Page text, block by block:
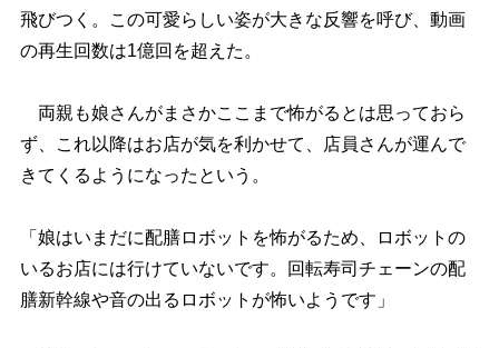
飛びつく。この可愛らしい姿が大きな反響を呼び、動画
の再生回数は1億回を超えた。
両親も娘さんがまさかここまで怖がるとは思っておら
ず、これ以降はお店が気を利かせて、店員さんが運んで
きてくるようになったという。
「娘はいまだに配膳ロボットを怖がるため、ロボットの
いるお店には行けていないです。回転寿司チェーンの配
膳新幹線や音の出るロボットが怖いようです」